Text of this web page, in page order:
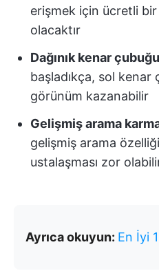
erişmek için ücretli bir
olacaktır
Dağınık kenar çubuğu
başladıkça, sol kenar
görünüm kazanabilir
Gelişmiş arama
gelişmiş arama
ustalaşması zor
Ayrıca okuyun: En İyi